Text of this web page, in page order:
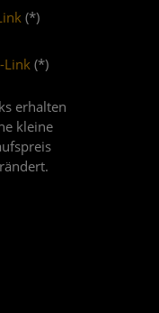
(*)
Link(*)
erhalten
kleine